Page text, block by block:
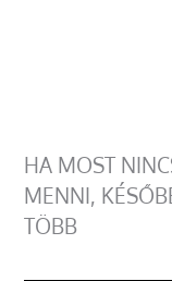
HA MOST
MENNI,
TÖBB